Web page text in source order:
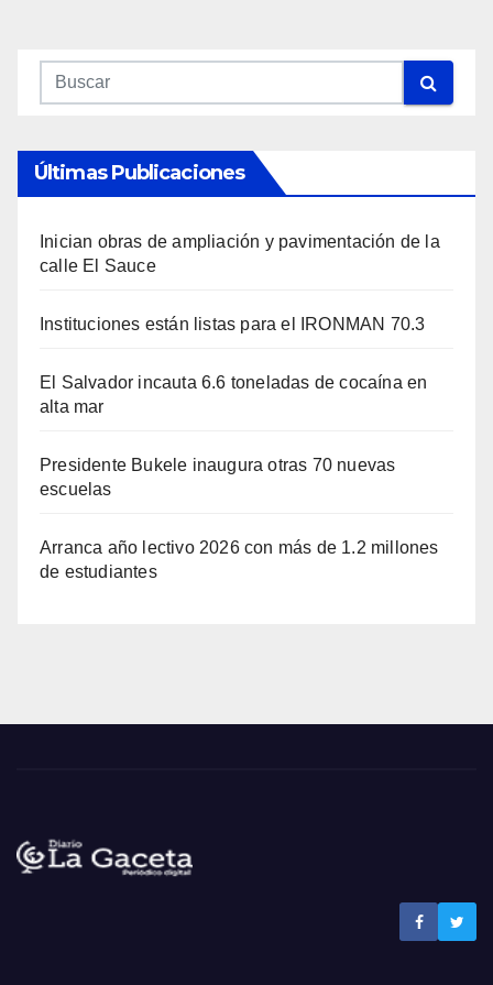
Últimas Publicaciones
Inician obras de ampliación y pavimentación de la
calle El Sauce
Instituciones están listas para el IRONMAN 70.3
El Salvador incauta 6.6 toneladas de cocaína en
alta mar
Presidente Bukele inaugura otras 70 nuevas
escuelas
Arranca año lectivo 2026 con más de 1.2 millones
de estudiantes